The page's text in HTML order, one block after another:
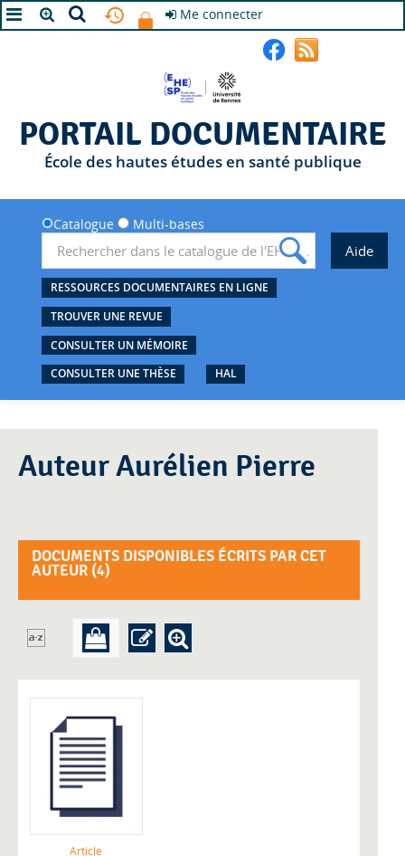
Me connecter
PORTAIL DOCUMENTAIRE
École des hautes études en santé publique
Catalogue Multi-bases
RESSOURCES DOCUMENTAIRES EN LIGNE
TROUVER UNE REVUE
CONSULTER UN MÉMOIRE
CONSULTER UNE THÈSE
HAL
Auteur Aurélien Pierre
DOCUMENTS DISPONIBLES ÉCRITS PAR CET
AUTEUR (4)
Article